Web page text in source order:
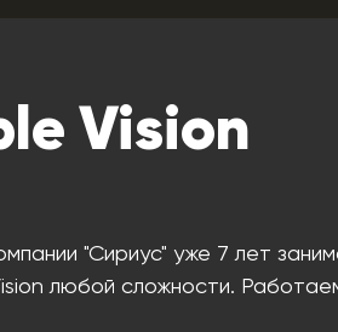
Vision
"Сириус" уже 7 лет
любой сложности.